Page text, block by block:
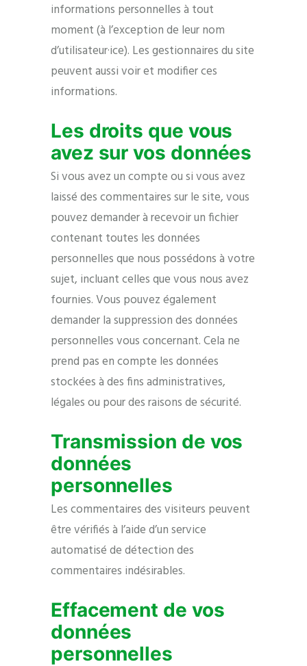
informations personnelles à tout
moment (à l’exception de leur nom
d’utilisateur·ice). Les gestionnaires du site
peuvent aussi voir et modifier ces
informations.
Les droits que vous
avez sur vos données
Si vous avez un compte ou si vous avez
laissé des commentaires sur le site, vous
pouvez demander à recevoir un fichier
contenant toutes les données
personnelles que nous possédons à votre
sujet, incluant celles que vous nous avez
fournies. Vous pouvez également
demander la suppression des données
personnelles vous concernant. Cela ne
prend pas en compte les données
stockées à des fins administratives,
légales ou pour des raisons de sécurité.
Transmission de vos
données
personnelles
Les commentaires des visiteurs peuvent
être vérifiés à l’aide d’un service
automatisé de détection des
commentaires indésirables.
Effacement de vos
données
personnelles